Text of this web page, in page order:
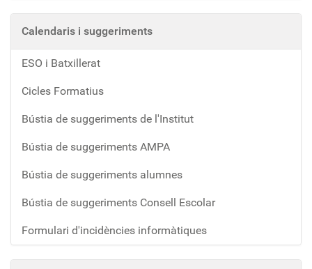
Calendaris i suggeriments
ESO i Batxillerat
Cicles Formatius
Bústia de suggeriments de l'Institut
Bústia de suggeriments AMPA
Bústia de suggeriments alumnes
Bústia de suggeriments Consell Escolar
Formulari d'incidències informàtiques